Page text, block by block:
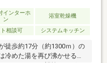
インターホ
ン
浴室乾燥機
相談可 システムキッチン
徒歩約17分（約1300ｍ）の
冷めた湯を再び沸かせる追